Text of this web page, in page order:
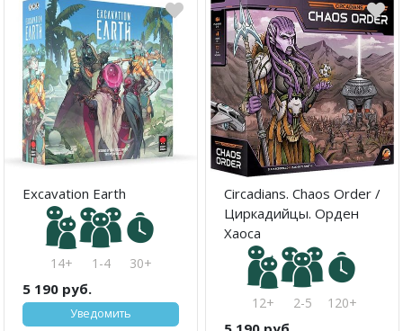
Excavation Earth
14+ 1-4 30+
5 190 руб.
Уведомить
Circadians. Chaos Order /
Циркадийцы. Орден
Хаоса
12+ 2-5 120+